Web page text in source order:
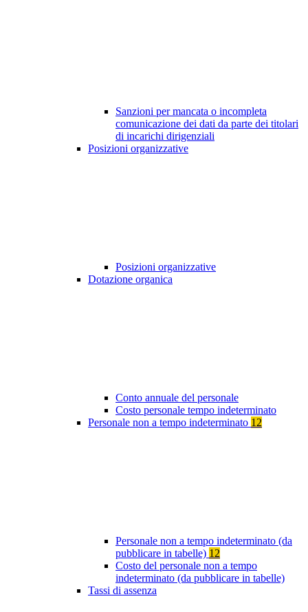
Sanzioni per mancata o incompleta
comunicazione dei dati da parte dei titolari
di incarichi dirigenziali
Posizioni organizzative
Posizioni organizzative
Dotazione organica
Conto annuale del personale
Costo personale tempo indeterminato
Personale non a tempo indeterminato 12
Personale non a tempo indeterminato (da
pubblicare in tabelle) 12
Costo del personale non a tempo
indeterminato (da pubblicare in tabelle)
Tassi di assenza